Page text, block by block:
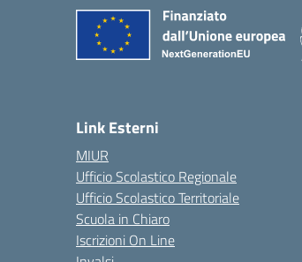
Link Esterni
MIUR
Ufficio Scolastico Regionale
Ufficio Scolastico Territoriale
Scuola in Chiaro
Iscrizioni On Line